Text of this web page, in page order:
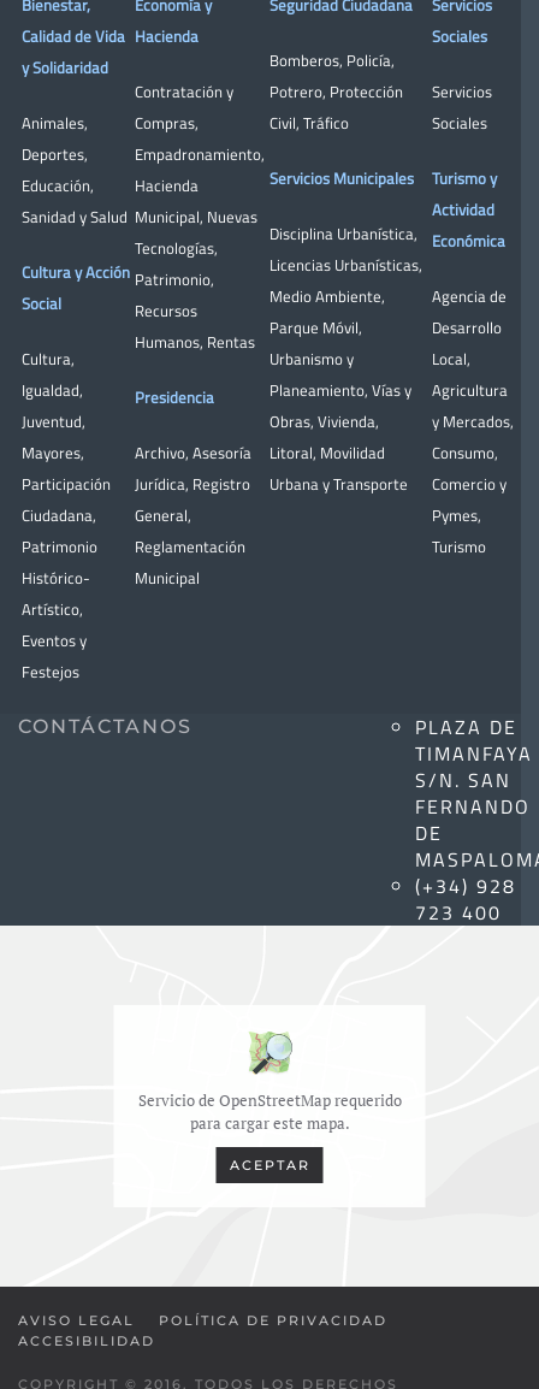
Calidad de Vida
y Solidaridad
Animales,
Deportes,
Educación,
Sanidad y Salud
Cultura y Acción
Social
Cultura,
Igualdad,
Juventud,
Mayores,
Participación
Ciudadana,
Patrimonio
Histórico-
Artístico,
Eventos y
Festejos
Hacienda
Contratación y
Compras,
Empadronamiento,
Hacienda
Municipal, Nuevas
Tecnologías,
Patrimonio,
Recursos
Humanos, Rentas
Presidencia
Archivo, Asesoría
Jurídica, Registro
General,
Reglamentación
Municipal
Bomberos, Policía,
Potrero, Protección
Civil, Tráfico
Servicios Municipales
Disciplina Urbanística,
Licencias Urbanísticas,
Medio Ambiente,
Parque Móvil,
Urbanismo y
Planeamiento, Vías y
Obras, Vivienda,
Litoral, Movilidad
Urbana y Transporte
Sociales
Servicios
Sociales
Turismo y
Actividad
Económica
Agencia de
Desarrollo
Local,
Agricultura
y Mercados,
Consumo,
Comercio y
Pymes,
Turismo
CONTÁCTANOS
PLAZA DE
TIMANFAYA
S/N. SAN
FERNANDO
DE
(+34) 928
723 400
Servicio de OpenStreetMap requerido
para cargar este mapa.
ACEPTAR
AVISO LEGAL
POLÍTICA DE PRIVACIDAD
ACCESIBILIDAD
COPYRIGHT © 2016. TODOS LOS DERECHOS